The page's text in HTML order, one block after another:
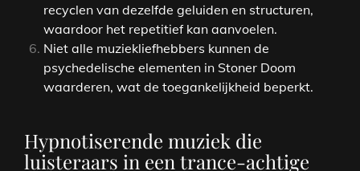
recyclen van dezelfde geluiden en structuren,
waardoor het repetitief kan aanvoelen.
Niet alle muziekliefhebbers kunnen de
psychedelische elementen in Stoner Doom
waarderen, wat de toegankelijkheid beperkt.
Hypnotiserende muziek die
luisteraars in een trance-achtige